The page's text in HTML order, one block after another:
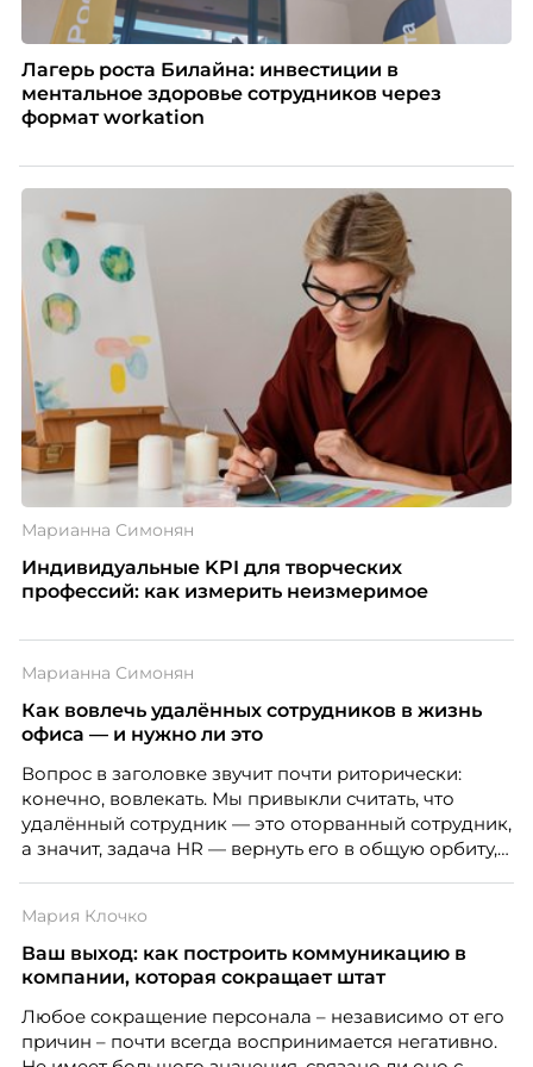
Лагерь роста Билайна: инвестиции в
ментальное здоровье сотрудников через
формат workation
Марианна Симонян
Индивидуальные KPI для творческих
профессий: как измерить неизмеримое
Марианна Симонян
Как вовлечь удалённых сотрудников в жизнь
офиса — и нужно ли это
Вопрос в заголовке звучит почти риторически:
конечно, вовлекать. Мы привыкли считать, что
удалённый сотрудник — это оторванный сотрудник,
а значит, задача HR — вернуть его в общую орбиту,
вовлечения, стоит остановиться на неудобном
факте: данные говорят ровно обратное тому, что
подсказывает интуиция. Автор свежего выпуска
People Analytics, приглашённый лектор НИУ ВШЭ и
МИФИ, автор книги «Дао женской карьеры».
Мария Клочко
Ваш выход: как построить коммуникацию в
компании, которая сокращает штат
Любое сокращение персонала – независимо от его
причин – почти всегда воспринимается негативно.